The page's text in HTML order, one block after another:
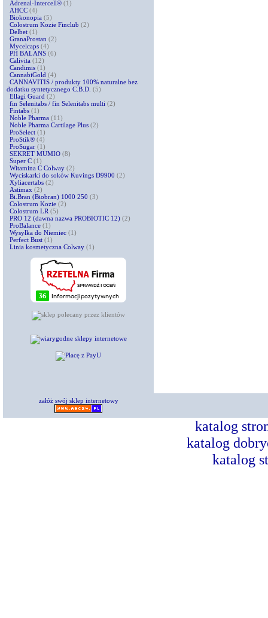
Adrenal-Intercell® (1)
AHCC (4)
Biokonopia (5)
Colostrum Kozie Finclub (2)
Delbet (1)
GranaProstan (2)
Mycelcaps (4)
PH BALANS (6)
Calivita (12)
Candimis (1)
CannabiGold (4)
CANNAVITIS / produkty 100% naturalne bez
dodatku syntetycznego C.B.D. (5)
Ellagi Guard (2)
fin Selenitabs / fin Selenitabs multi (2)
Fintabs (1)
Noble Pharma (11)
Noble Pharma Cartilage Plus (2)
ProSelect (1)
ProStik® (4)
ProSugar (1)
SEKRET MUMIO (8)
Super C (1)
Witamina C Colway (2)
Wyciskarki do soków Kuvings D9900 (2)
Xyliacertabs (2)
Astimax (2)
Bi.Bran (Biobran) 1000 250 (3)
Colostrum Kozie (2)
Colostrum LR (5)
PRO 12 (dawna nazwa PROBIOTIC 12) (2)
ProBalance (1)
Wysyłka do Niemiec (1)
Perfect Bust (1)
Linia kosmetyczna Colway (1)
załóż swój sklep internetowy
katalog
katalog
katalog